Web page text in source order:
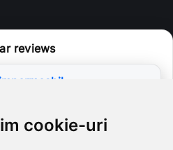
cookie-uri
reviews
foarte apreciat de cei din